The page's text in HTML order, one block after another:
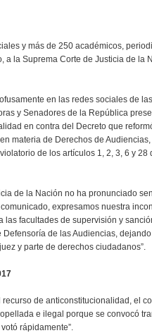
y más de 250 académicos,
a la Suprema Corte de Justicia de la
en las redes sociales de
y Senadores de la República
en contra del Decreto que
materia de Derechos de
de los artículos 1, 2, 3, 6 y
de la Nación no ha pronunciado
expresamos nuestra
las facultades de supervisión y
de las Audiencias,
y parte de derechos ciudadanos”.
de anticonstitucionalidad, el
e ilegal porque se convocó
rápidamente”.